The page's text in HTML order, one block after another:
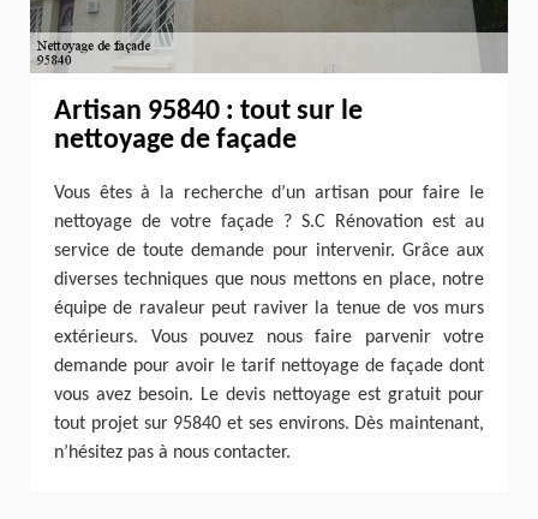
Artisan 95840 : tout sur le
nettoyage de façade
Vous êtes à la recherche d’un artisan pour faire le
nettoyage de votre façade ? S.C Rénovation est au
service de toute demande pour intervenir. Grâce aux
diverses techniques que nous mettons en place, notre
équipe de ravaleur peut raviver la tenue de vos murs
extérieurs. Vous pouvez nous faire parvenir votre
demande pour avoir le tarif nettoyage de façade dont
vous avez besoin. Le devis nettoyage est gratuit pour
tout projet sur 95840 et ses environs. Dès maintenant,
n’hésitez pas à nous contacter.